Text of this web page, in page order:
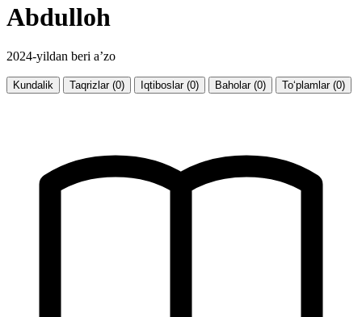
Abdulloh
2024-yildan beri a’zo
Kundalik Taqrizlar (0) Iqtiboslar (0) Baholar (0) To‘plamlar (0)